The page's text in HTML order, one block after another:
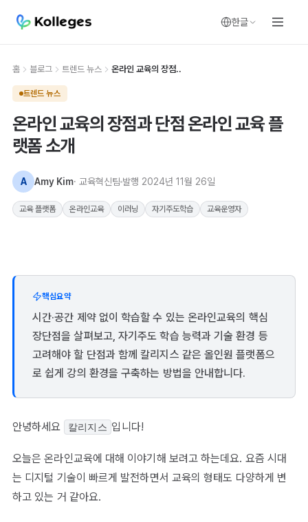
한글
홈 블로그 트렌드 뉴스 온라인 교육의 장점..
트렌드 뉴스
온라인 교육의 장점과 단점 온라인 교육 플
랫폼 소개
A Amy Kim· 교육혁신팀 발행 2024년 11월 26일
교육 플랫폼 온라인교육 이러닝 자기주도학습 교육운영자
핵심요약
시간·공간 제약 없이 학습할 수 있는 온라인교육의 핵심
장단점을 살펴보고, 자기주도 학습 능력과 기술 환경 등
고려해야 할 단점과 함께 칼리지스 같은 올인원 플랫폼으
로 쉽게 강의 환경을 구축하는 방법을 안내합니다.
안녕하세요 칼리지스 입니다!
오늘은 온라인교육에 대해 이야기해 보려고 하는데요. 요즘 시대
는 디지털 기술이 빠르게 발전하면서 교육의 형태도 다양하게 변
하고 있는 거 같아요.